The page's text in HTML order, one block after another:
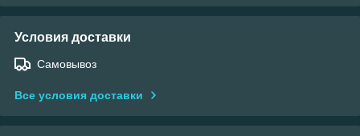
Условия доставки
Самовывоз
Все условия доставки